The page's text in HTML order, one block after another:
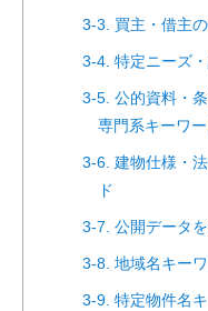
3-3. 買主・借主
3-4. 特定ニーズ
3-5. 公的資料・
専門系キーワー
3-6. 建物仕様・
ド
3-7. 公開データ
3-8. 地域名キー
3-9. 特定物件名